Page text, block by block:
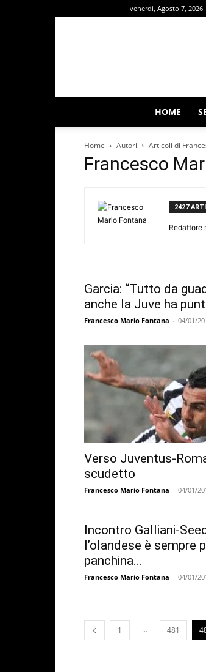
venerdì, Agosto 7, 2026
HOME
Home Autori Articoli di
Francesco
2427
Redattore
Garcia: “Tutto da
anche la Juve ha
Francesco Mario Fontana - 04/01/
Verso Juventus-
scudetto
Francesco Mario Fontana - 04/01/
Incontro Galliani-
l’olandese è sempre
panchina...
Francesco Mario Fontana - 04/01/
1 ... 481